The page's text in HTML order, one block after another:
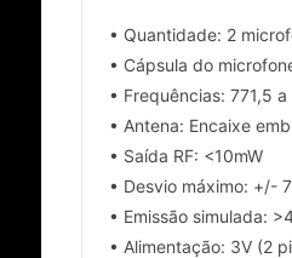
• Quantidade: 2
• Cápsula do
• Frequências: 771,5
• Antena: Encaixe
• Saída RF: <10mW
• Desvio máximo: +/-
• Emissão simulada:
• Alimentação: 3V (2